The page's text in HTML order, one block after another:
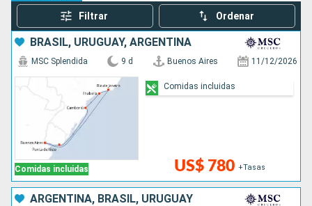
Filtrar Ordenar
BRASIL, URUGUAY, ARGENTINA
Comidas incluidas
MSC Splendida 9 d Buenos Aires 11/12/2026
US$ 780 +Tasas
Comidas incluidas
ARGENTINA, BRASIL, URUGUAY